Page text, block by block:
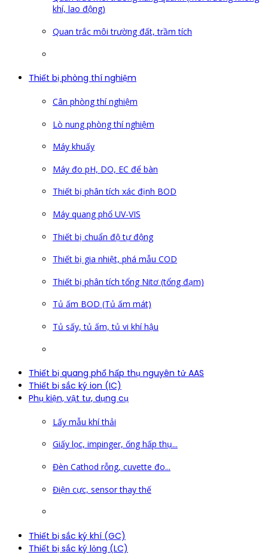
khí, lao động)
Quan trắc môi trường đất, trầm tích
Thiết bị phòng thí nghiệm
Cân phòng thí nghiệm
Lò nung phòng thí nghiệm
Máy khuấy
Máy đo pH, DO, EC để bàn
Thiết bị phân tích xác định BOD
Máy quang phổ UV-VIS
Thiết bị chuẩn độ tự động
Thiết bị gia nhiệt, phá mẫu COD
Thiết bị phân tích tổng Nitơ (tổng đạm)
Tủ ấm BOD (Tủ ấm mát)
Tủ sấy, tủ ấm, tủ vi khí hậu
Thiết bị quang phổ hấp thụ nguyên tử AAS
Thiết bị sắc ký ion (IC)
Phụ kiện, vật tư, dụng cụ
Lấy mẫu khí thải
Giấy lọc, impinger, ống hấp thụ...
Đèn Cathod rỗng, cuvette đo...
Điện cực, sensor thay thế
Thiết bị sắc ký khí (GC)
Thiết bị sắc ký lỏng (LC)